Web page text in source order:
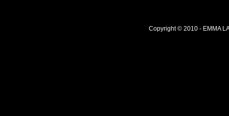
Copyright © 2010 - EMMA